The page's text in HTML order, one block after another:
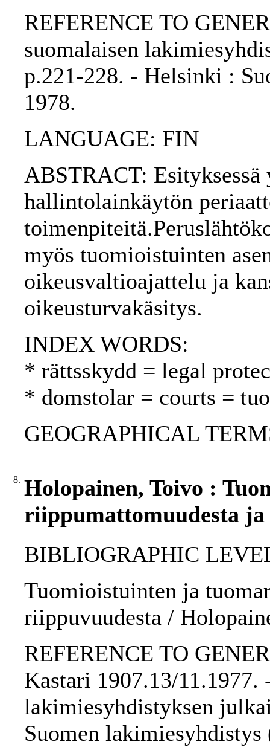
REFERENCE TO
suomalaisen
p.221-228. - Helsinki :
1978.
LANGUAGE: FIN
ABSTRACT: Esityksessä
hallintolainkäytön
myös tuomioistuinten
oikeusvaltioajattelu ja
oikeusturvakäsitys.
INDEX WORDS:
* rättsskydd = legal
* domstolar = courts =
GEOGRAPHICAL
8. Holopainen, Toivo :
riippumattomuudesta
BIBLIOGRAPHIC
Tuomioistuinten ja
riippuvuudesta /
REFERENCE TO
Kastari 1907.13/11.1977.
lakimiesyhdistyksen
Suomen